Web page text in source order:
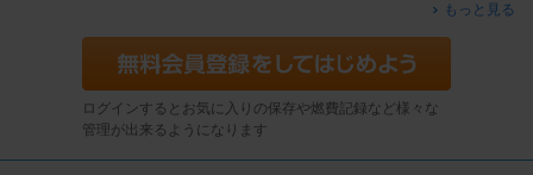
もっと見る
ログインするとお気に入りの保存や燃費記録など様々な
管理が出来るようになります